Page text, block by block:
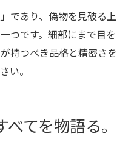
であり、偽物を見破る上
つです。細部にまで目を
持つべき品格と精密さを
い。
てを物語る。